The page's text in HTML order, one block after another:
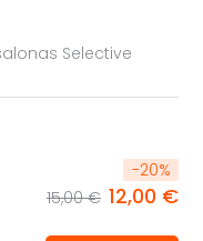
Selective
-20%
15,00 € 12,00 €